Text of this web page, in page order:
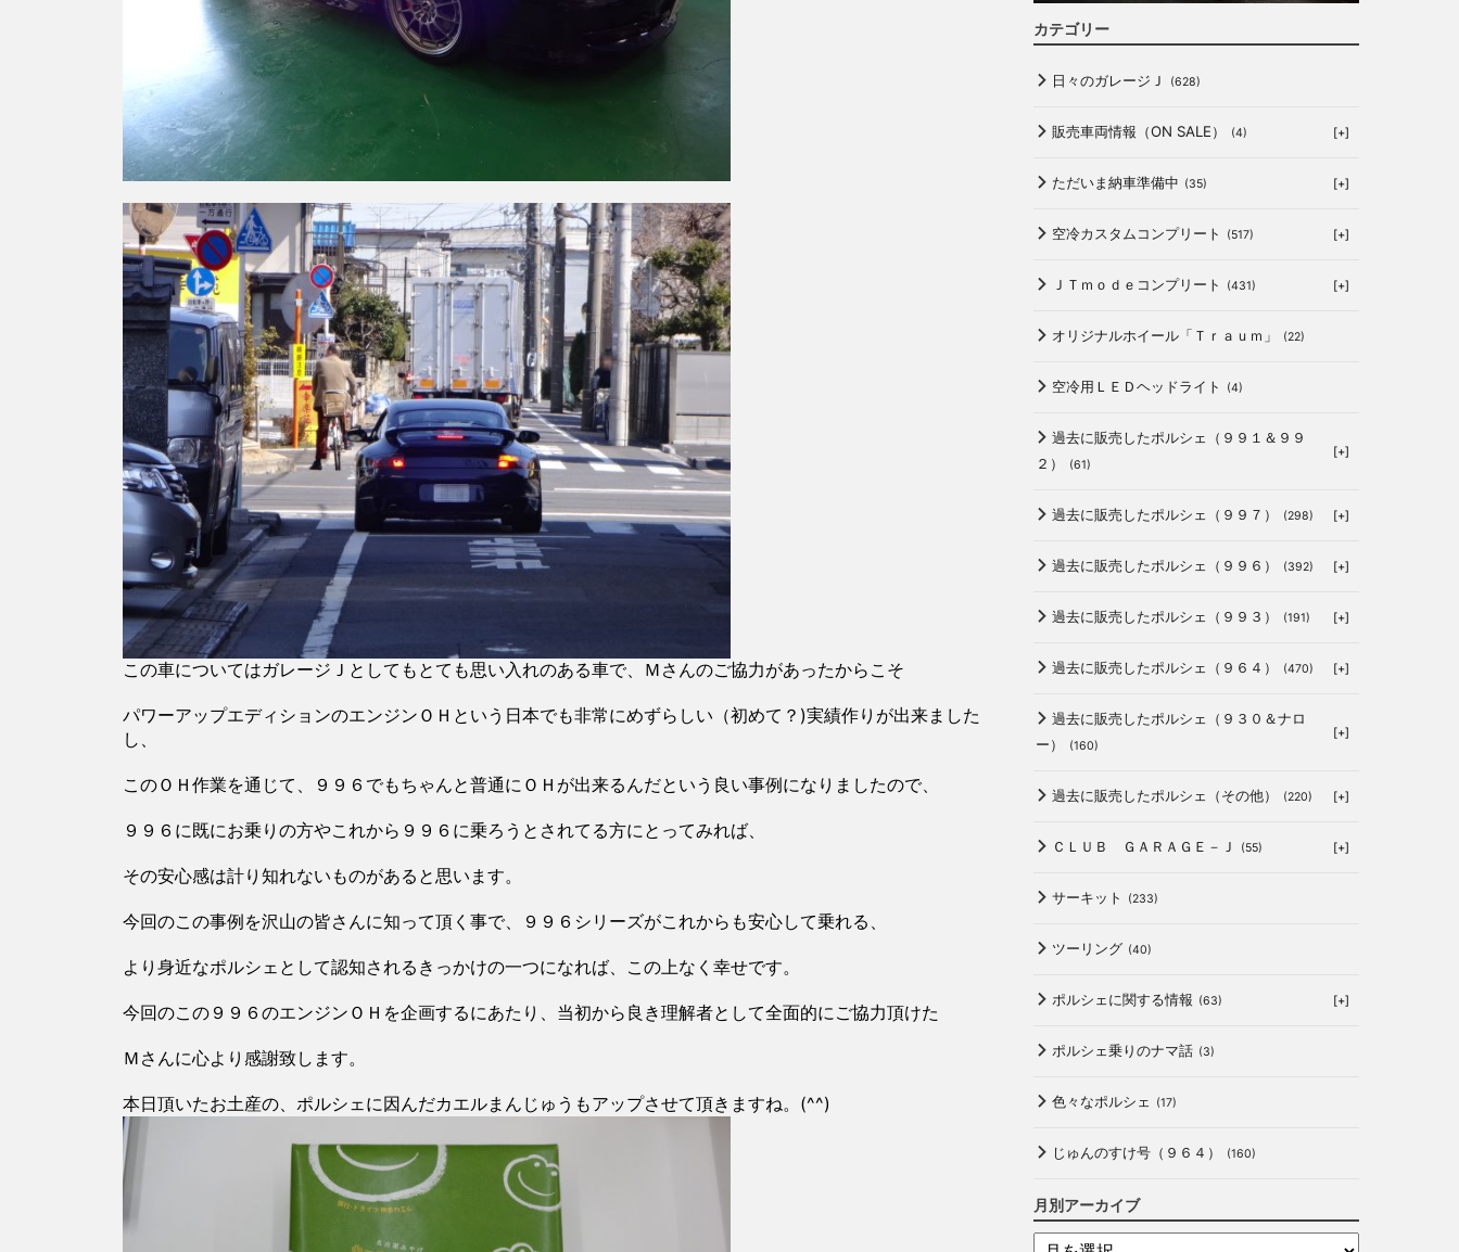
この車についてはガレージＪとしてもとても思い入れのある車で、Ｍさんのご協力があったからこそ
パワーアップエディションのエンジンＯＨという日本でも非常にめずらしい（初めて？)実績作りが出来ました
し、
このＯＨ作業を通じて、９９６でもちゃんと普通にＯＨが出来るんだという良い事例になりましたので、
９９６に既にお乗りの方やこれから９９６に乗ろうとされてる方にとってみれば、
その安心感は計り知れないものがあると思います。
今回のこの事例を沢山の皆さんに知って頂く事で、９９６シリーズがこれからも安心して乗れる、
より身近なポルシェとして認知されるきっかけの一つになれば、この上なく幸せです。
今回のこの９９６のエンジンＯＨを企画するにあたり、当初から良き理解者として全面的にご協力頂けた
Ｍさんに心より感謝致します。
本日頂いたお土産の、ポルシェに因んだカエルまんじゅうもアップさせて頂きますね。(^^)
カテゴリー
日々のガレージＪ (628)
販売車両情報（ON SALE） (4) [+]
ただいま納車準備中 (35) [+]
空冷カスタムコンプリート (517) [+]
ＪＴｍｏｄｅコンプリート (431) [+]
オリジナルホイール「Ｔｒａｕｍ」 (22)
空冷用ＬＥＤヘッドライト (4)
過去に販売したポルシェ（９９１＆９９
２）
(61)
[+]
過去に販売したポルシェ（９９７） (298) [+]
過去に販売したポルシェ（９９６） (392) [+]
過去に販売したポルシェ（９９３） (191) [+]
過去に販売したポルシェ（９６４） (470) [+]
過去に販売したポルシェ（９３０＆ナロ
ー）
(160)
[+]
過去に販売したポルシェ（その他） (220) [+]
ＣＬＵＢ ＧＡＲＡＧＥ－Ｊ (55) [+]
サーキット (233)
ツーリング (40)
ポルシェに関する情報 (63) [+]
ポルシェ乗りのナマ話 (3)
色々なポルシェ (17)
じゅんのすけ号（９６４） (160)
月別アーカイブ